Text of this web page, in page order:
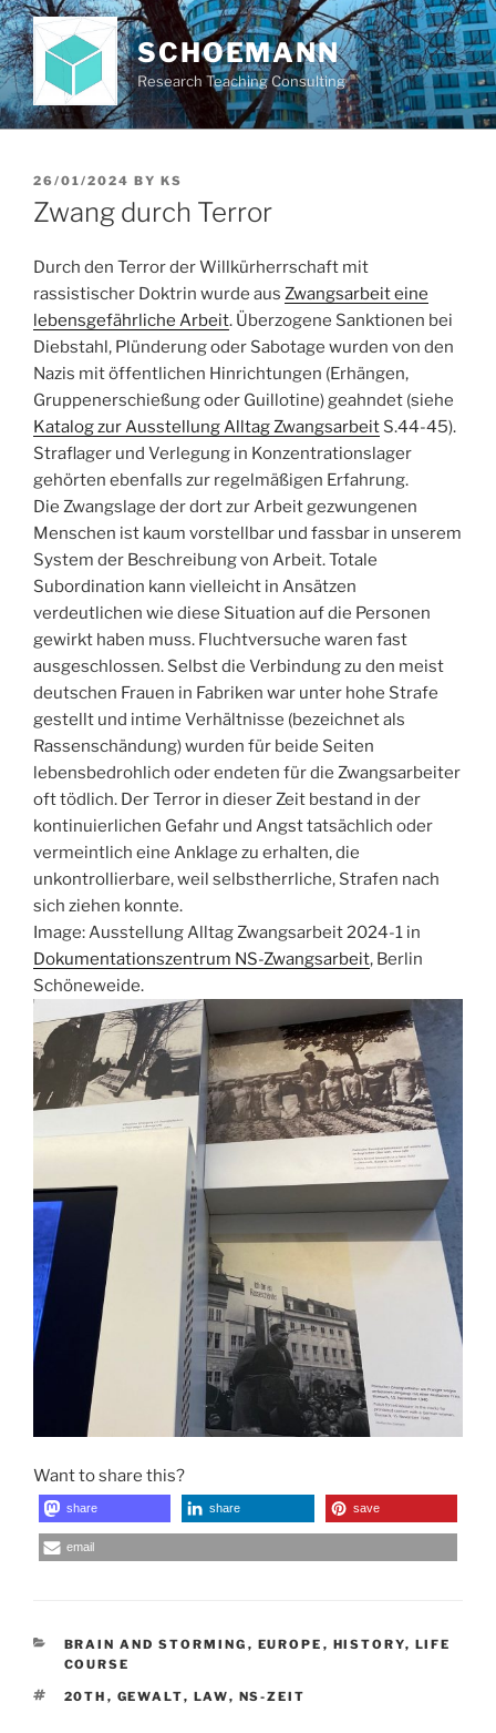
Skip
to
content
SCHOEMANN
Research Teaching Consulting
POSTED
ON
26/01/2024 BY KS
Zwang durch Terror
Durch den Terror der Willkürherrschaft mit
rassistischer Doktrin wurde aus Zwangsarbeit eine
lebensgefährliche Arbeit. Überzogene Sanktionen bei
Diebstahl, Plünderung oder Sabotage wurden von den
Nazis mit öffentlichen Hinrichtungen (Erhängen,
Gruppenerschießung oder Guillotine) geahndet (siehe
Katalog zur Ausstellung Alltag Zwangsarbeit S.44-45).
Straflager und Verlegung in Konzentrationslager
gehörten ebenfalls zur regelmäßigen Erfahrung.
Die Zwangslage der dort zur Arbeit gezwungenen
Menschen ist kaum vorstellbar und fassbar in unserem
System der Beschreibung von Arbeit. Totale
Subordination kann vielleicht in Ansätzen
verdeutlichen wie diese Situation auf die Personen
gewirkt haben muss. Fluchtversuche waren fast
ausgeschlossen. Selbst die Verbindung zu den meist
deutschen Frauen in Fabriken war unter hohe Strafe
gestellt und intime Verhältnisse (bezeichnet als
Rassenschändung) wurden für beide Seiten
lebensbedrohlich oder endeten für die Zwangsarbeiter
oft tödlich. Der Terror in dieser Zeit bestand in der
kontinuierlichen Gefahr und Angst tatsächlich oder
vermeintlich eine Anklage zu erhalten, die
unkontrollierbare, weil selbstherrliche, Strafen nach
sich ziehen konnte.
Image: Ausstellung Alltag Zwangsarbeit 2024-1 in
Dokumentationszentrum NS-Zwangsarbeit, Berlin
Schöneweide.
Want to share this?
share share save
email
CATEGORIES
BRAIN AND STORMING , EUROPE , HISTORY, LIFE
COURSE
TAGS
20TH , GEWALT, LAW, NS-ZEIT